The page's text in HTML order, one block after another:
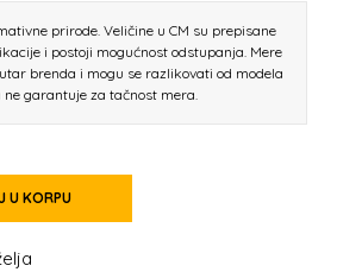
prirode. Veličine u CM su prepisane
i postoji mogućnost odstupanja. Mere
brenda i mogu se razlikovati od modela
garantuje za tačnost mera.
U KORPU